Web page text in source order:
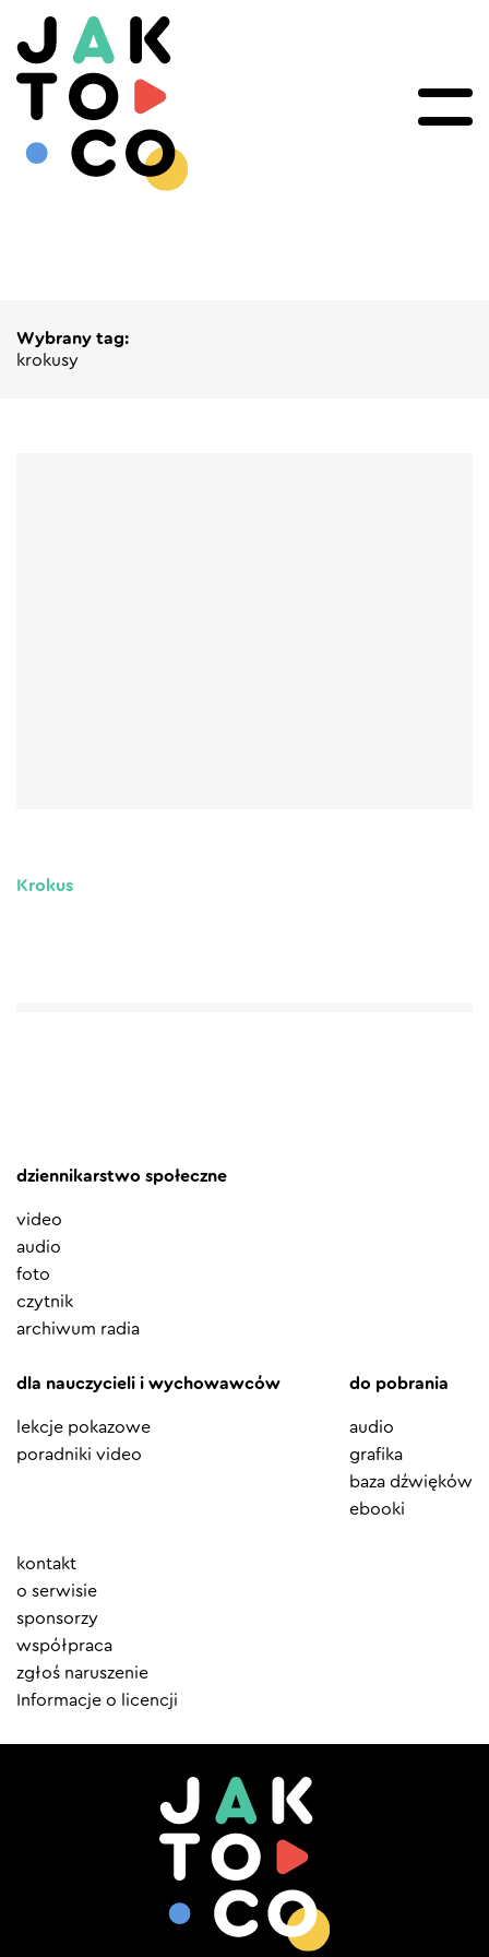
Wybrany tag:
krokusy
Krokus
dziennikarstwo społeczne
video
audio
foto
czytnik
archiwum radia
dla nauczycieli i wychowawców
lekcje pokazowe
poradniki video
do pobrania
audio
grafika
baza dźwięków
ebooki
Element
menu
kontakt
o serwisie
sponsorzy
współpraca
zgłoś naruszenie
Informacje o licencji